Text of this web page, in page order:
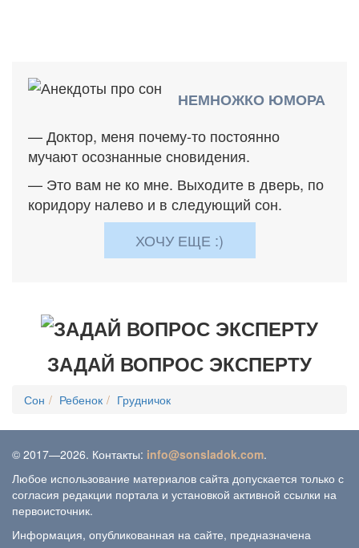
НЕМНОЖКО ЮМОРА
— Доктор, меня почему-то постоянно
мучают осознанные сновидения.
— Это вам не ко мне. Выходите в дверь, по
коридору налево и в следующий сон.
ХОЧУ ЕЩЕ :)
ЗАДАЙ ВОПРОС ЭКСПЕРТУ
Сон Ребенок Грудничок
© 2017—2026. Контакты: info@sonsladok.com.
Любое использование материалов сайта допускается только с
согласия редакции портала и установкой активной ссылки на
первоисточник.
Информация, опубликованная на сайте, предназначена